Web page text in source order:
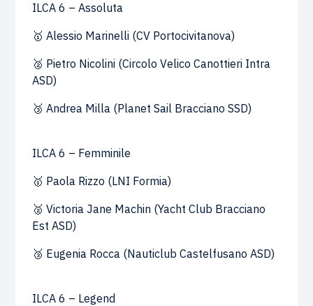
ILCA 6 – Assoluta
🥇 Alessio Marinelli (CV Portocivitanova)
🥈 Pietro Nicolini (Circolo Velico Canottieri Intra
ASD)
🥉 Andrea Milla (Planet Sail Bracciano SSD)
ILCA 6 – Femminile
🥇 Paola Rizzo (LNI Formia)
🥈 Victoria Jane Machin (Yacht Club Bracciano
Est ASD)
🥉 Eugenia Rocca (Nauticlub Castelfusano ASD)
ILCA 6 – Legend